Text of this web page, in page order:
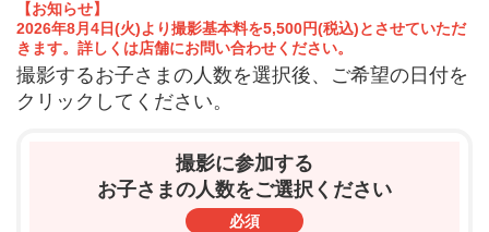
【お知らせ】
2026年8月4日(火)より撮影基本料を5,500円(税込)とさせていただ
きます。詳しくは店舗にお問い合わせください。
撮影するお子さまの人数を選択後、ご希望の日付を
クリックしてください。
撮影に参加する
お子さまの人数をご選択ください
必須